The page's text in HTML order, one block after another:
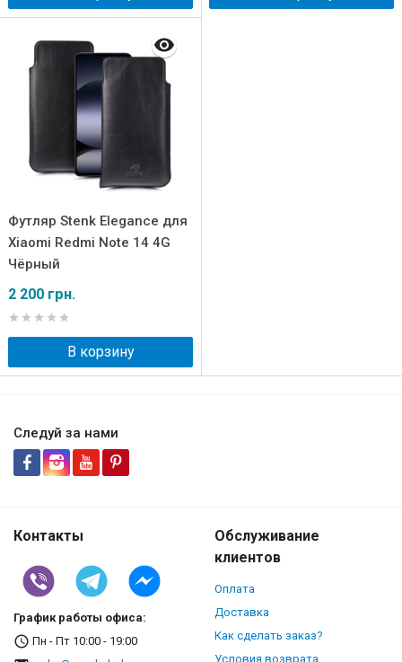
Футляр Stenk Elegance для
Xiaomi Redmi Note 14 4G
Чёрный
2 200 грн.
В корзину
Следуй за нами
Контакты
График работы офиса:
Пн - Пт 10:00 - 19:00
Обслуживание
клиентов
Оплата
Доставка
Как сделать заказ?
Условия возврата